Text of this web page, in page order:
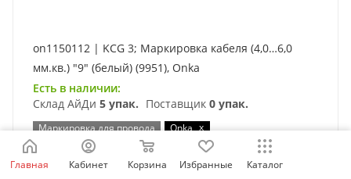
on1150112 | KCG 3; Маркировка кабеля (4,0…6,0
мм.кв.) "9" (белый) (9951), Onka
Есть в наличии:
Склад АйДи 5 упак. Поставщик 0 упак.
Маркировка для провода Onka x
Сечение: 4,0…6,0 мм²
Ш 3 мм Белый Символ: 9
Главная Кабинет Корзина Избранные Каталог